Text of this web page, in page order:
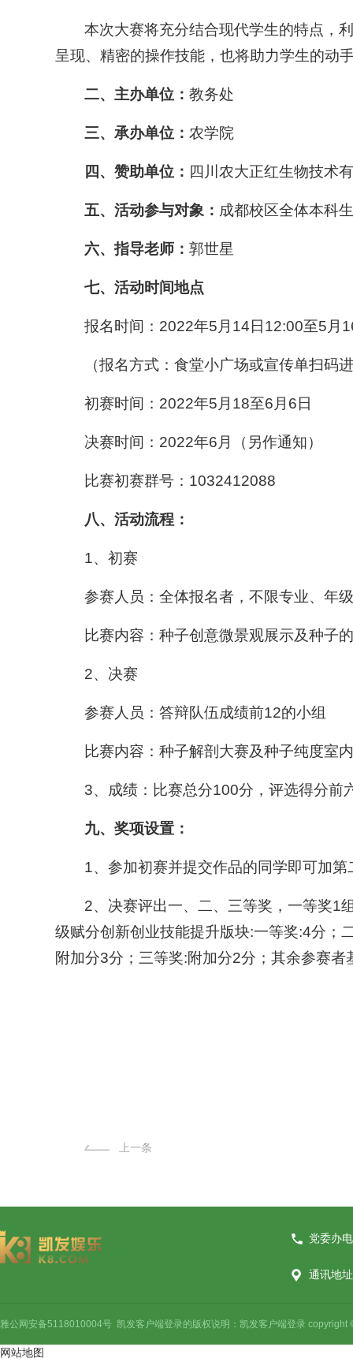
本次大赛将充分结合现代学生的特点，
呈现、精密的操作技能，也将助力学生的动
二、主办单位：教务处
三、承办单位：农学院
四、赞助单位： 四川农大正红生物技术
五、活动参与对象： 成都校区全体本科
六、指导老师：郭世星
七、活动时间地点
报名时间：2022年5月14日12:00至5月
（报名方式：食堂小广场或宣传单扫码
初赛时间：2022年5月18至6月6日
决赛时间：2022年6月（另作通知）
比赛初赛群号：1032412088
八、活动流程：
1、初赛
参赛人员：全体报名者，不限专业、年
比赛内容：种子创意微景观展示及种子
2、决赛
参赛人员：答辩队伍成绩前12的小组
比赛内容：种子解剖大赛及种子纯度室
3、成绩：比赛总分100分，评选得分前
九、奖项设置：
1、参加初赛并提交作品的同学即可加
2、决赛评出一、二、三等奖，一等奖1
级赋分创新创业技能提升版块:一等奖:4分；
附加分3分；三等奖:附加分2分；其余参赛
上一条
党委办
通讯地
雅公网安备5118010004号 凯发客户端登录的版权说明：凯发客户端登录
网站地图